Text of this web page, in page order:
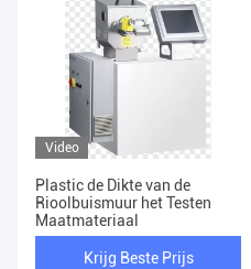
Video
Plastic de Dikte van de
Rioolbuismuur het Testen
Maatmateriaal
Krijg Beste Prijs